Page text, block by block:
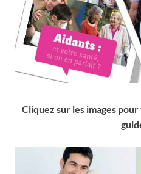
Cliquez sur les images